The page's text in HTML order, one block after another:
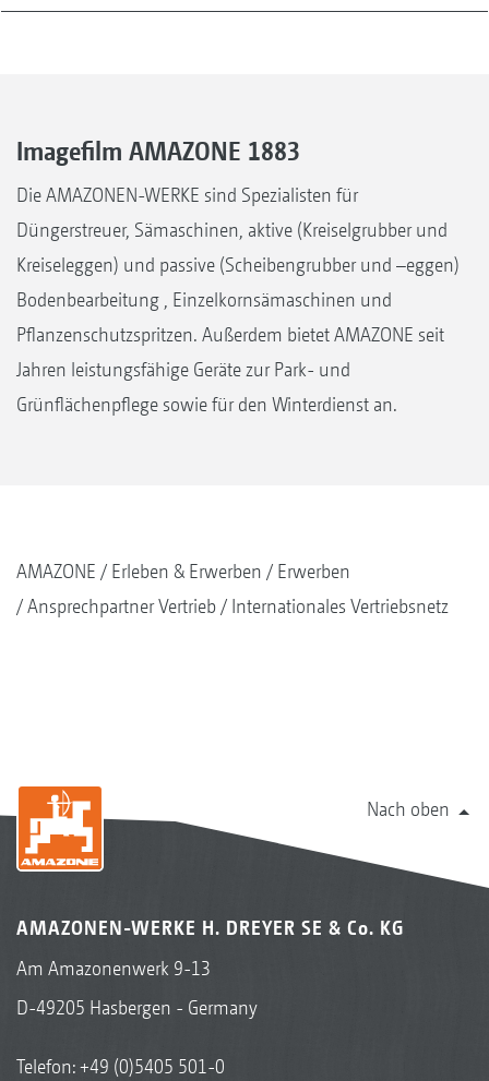
Imagefilm AMAZONE 1883
Die AMAZONEN-WERKE sind Spezialisten für
Düngerstreuer, Sämaschinen, aktive (Kreiselgrubber und
Kreiseleggen) und passive (Scheibengrubber und –eggen)
Bodenbearbeitung , Einzelkornsämaschinen und
Pflanzenschutzspritzen. Außerdem bietet AMAZONE seit
Jahren leistungsfähige Geräte zur Park- und
Grünflächenpflege sowie für den Winterdienst an.
AMAZONE Erleben & Erwerben
Erwerben
Ansprechpartner Vertrieb
Internationales Vertriebsnetz
Nach oben
AMAZONEN-WERKE H. DREYER SE & Co. KG
Am Amazonenwerk 9-13
D-49205 Hasbergen - Germany
Telefon:+49 (0)5405 501-0